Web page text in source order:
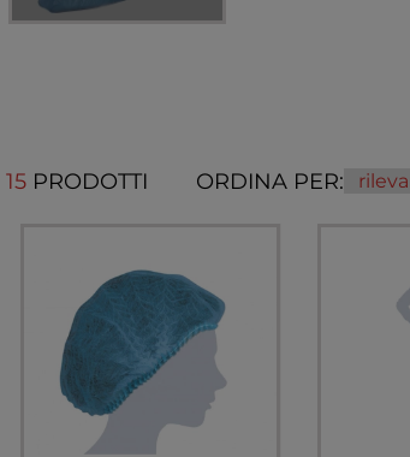
15 PRODOTTI ORDINA PER: